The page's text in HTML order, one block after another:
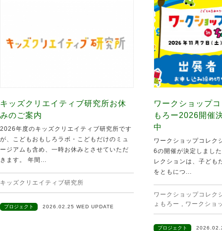
キッズクリエイティブ研究所お休
みのご案内
2026年度のキッズクリエイティブ研究所です
が、こどもおもしろラボ・こどもだけのミュ
ージアムも含め、一時お休みとさせていただ
きます。 年間...
キッズクリエイティブ研究所
プロジェクト 2026.02.25 WED UPDATE
ワークショップ
もろー2026開催
中
ワークショップコレク
6の開催が決定しまし
レクションは、子ども
をともにつ...
ワークショップコレク
ょもろー , ワークショ
プロジェクト